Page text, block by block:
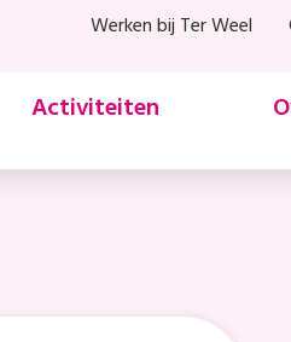
Werken bij Ter Weel
Activiteiten